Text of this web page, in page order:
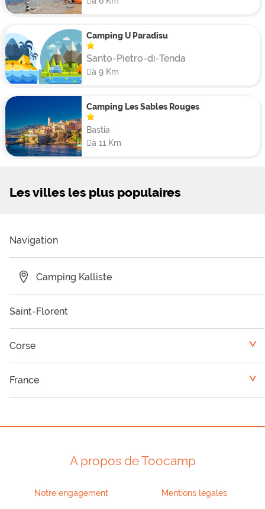
Camping U Paradisu
Santo-Pietro-di-Tenda
à 9 Km
Camping Les Sables Rouges
Bastia
à 11 Km
Les villes les plus populaires
Navigation
Camping Kalliste
Saint-Florent
Corse <
France <
A propos de Toocamp
Notre engagement Mentions legales